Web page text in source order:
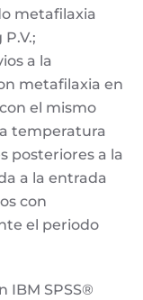
metafilaxia
a la
metafilaxia en
el mismo
temperatura
posteriores a la
a la entrada
con
el periodo
IBM SPSS®